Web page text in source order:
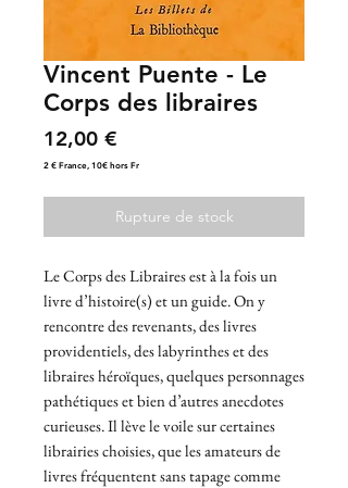
Vincent Puente - Le
Corps des libraires
12,00 €
2 € France, 10€ hors Fr
Rupture de stock
Le Corps des Libraires est à la fois un
livre d’histoire(s) et un guide. On y
rencontre des revenants, des livres
providentiels, des labyrinthes et des
libraires héroïques, quelques personnages
pathétiques et bien d’autres anecdotes
curieuses. Il lève le voile sur certaines
librairies choisies, que les amateurs de
livres fréquentent sans tapage comme